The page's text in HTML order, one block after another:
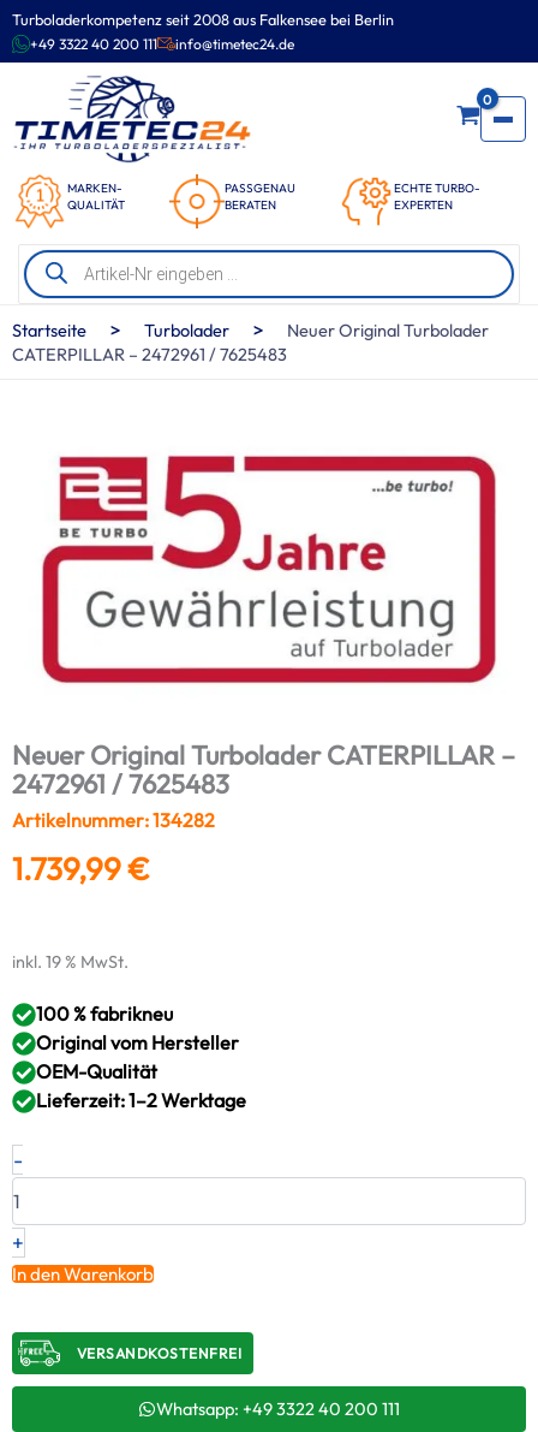
Turboladerkompetenz seit 2008 aus Falkensee bei Berlin
+49 3322 40 200 111 info@timetec24.de
MARKEN-
QUALITÄT
PASSGENAU
BERATEN
ECHTE TURBO-
EXPERTEN
0
Products
search
Zum
Inhalt
springen
Startseite > Turbolader >
Neuer Original Turbolader
CATERPILLAR – 2472961 / 7625483
Neuer Original Turbolader CATERPILLAR –
2472961 / 7625483
Artikelnummer: 134282
1.739,99€
inkl. 19 % MwSt.
100 % fabrikneu
Original vom Hersteller
OEM-Qualität
Lieferzeit: 1–2 Werktage
-
Neuer
Original
–
2472961
/
Menge
+
In den Warenkorb
VERSANDKOSTENFREI​
Whatsapp: +49 3322 40 200 111